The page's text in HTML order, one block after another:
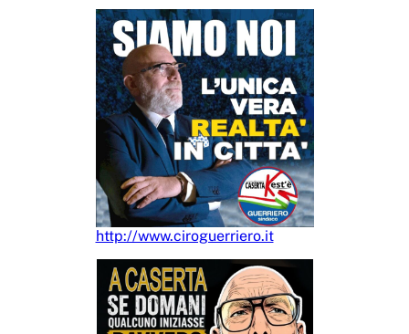
http://www.ciroguerriero.it